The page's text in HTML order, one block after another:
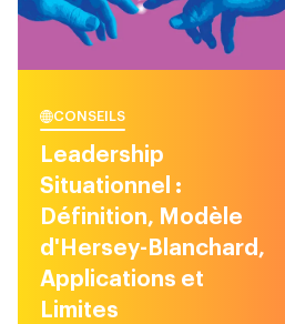
CONSEILS
Leadership
Situationnel :
Définition, Modèle
d'Hersey-Blanchard,
Applications et
Limites